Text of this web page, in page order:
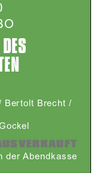
Bertolt Brecht /
der Abendkasse